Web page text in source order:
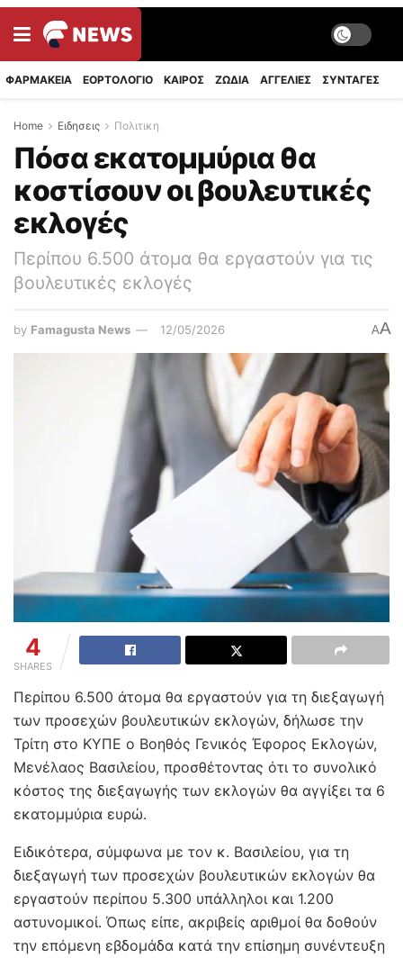
ΦΑΡΜΑΚΕΙΑ ΕΟΡΤΟΛΟΓΙΟ ΚΑΙΡΟΣ ΖΩΔΙΑ ΑΓΓΕΛΙΕΣ ΣΥΝΤΑΓΈΣ
Home Ειδησεις Πολιτικη
Πόσα εκατομμύρια θα
κοστίσουν οι βουλευτικές
εκλογές
Περίπου 6.500 άτομα θα εργαστούν για τις
βουλευτικές εκλογές
by Famagusta News 12/05/2026 AA
4
SHARES
Περίπου 6.500 άτομα θα εργαστούν για τη διεξαγωγή
των προσεχών βουλευτικών εκλογών, δήλωσε την
Τρίτη στο ΚΥΠΕ ο Βοηθός Γενικός Έφορος Εκλογών,
Μενέλαος Βασιλείου, προσθέτοντας ότι το συνολικό
κόστος της διεξαγωγής των εκλογών θα αγγίξει τα 6
εκατομμύρια ευρώ.
Ειδικότερα, σύμφωνα με τον κ. Βασιλείου, για τη
διεξαγωγή των προσεχών βουλευτικών εκλογών θα
εργαστούν περίπου 5.300 υπάλληλοι και 1.200
αστυνομικοί. Όπως είπε, ακριβείς αριθμοί θα δοθούν
την επόμενη εβδομάδα κατά την επίσημη συνέντευξη